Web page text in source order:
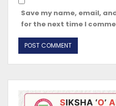
Save my name, email,
for the next time I